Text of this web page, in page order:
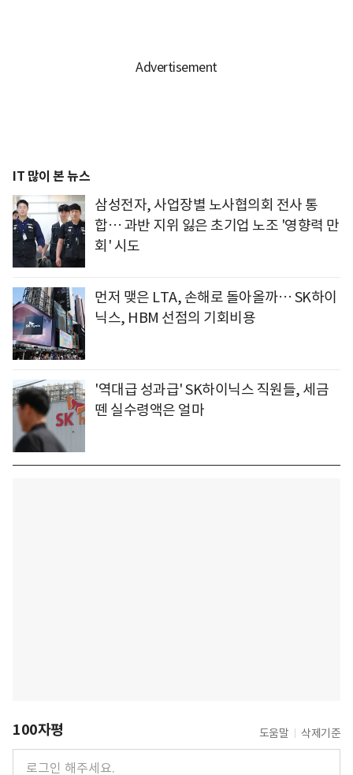
IT 많이 본 뉴스
삼성전자, 사업장별 노사협의회 전사 통
합… 과반 지위 잃은 초기업 노조 '영향력 만
회' 시도
먼저 맺은 LTA, 손해로 돌아올까… SK하이
닉스, HBM 선점의 기회비용
'역대급 성과급' SK하이닉스 직원들, 세금
뗀 실수령액은 얼마
100자평 도움말 삭제기준